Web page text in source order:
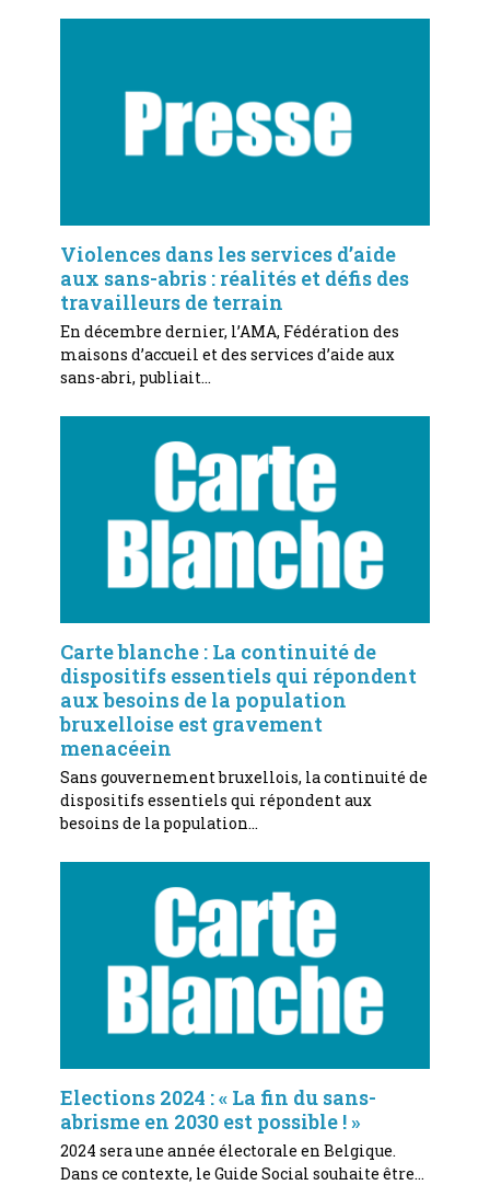
Violences dans les services d’aide
aux sans-abris : réalités et défis des
travailleurs de terrain
En décembre dernier, l’AMA, Fédération des
maisons d’accueil et des services d’aide aux
sans-abri, publiait…
Carte blanche : La continuité de
dispositifs essentiels qui répondent
aux besoins de la population
bruxelloise est gravement
menacéein
Sans gouvernement bruxellois, la continuité de
dispositifs essentiels qui répondent aux
besoins de la population…
Elections 2024 : « La fin du sans-
abrisme en 2030 est possible ! »
2024 sera une année électorale en Belgique.
Dans ce contexte, le Guide Social souhaite être…